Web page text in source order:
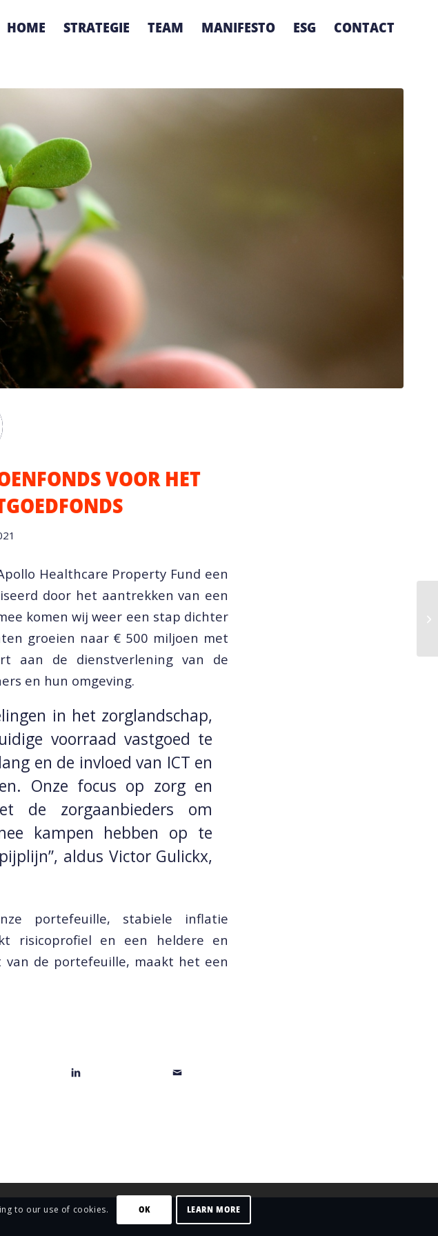
HOME STRATEGIE TEAM MANIFESTO ESG CONTACT
VOOR HET
Healthcare Property Fund een
door het aantrekken van een
komen wij weer een stap dichter
groeien naar € 500 miljoen met
aan de dienstverlening van de
en hun omgeving.
in het zorglandschap,
voorraad vastgoed te
en de invloed van ICT en
Onze focus op zorg en
de zorgaanbieders om
kampen hebben op te
aldus Victor Gulickx,
portefeuille, stabiele inflatie
risicoprofiel en een heldere en
van de portefeuille, maakt het een
to our use of cookies. OK LEARN MORE